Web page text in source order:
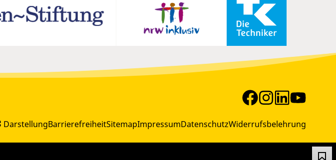
DarstellungBarrierefreiheitSitemapImpressumDatenschutzWiderrufsbelehrung